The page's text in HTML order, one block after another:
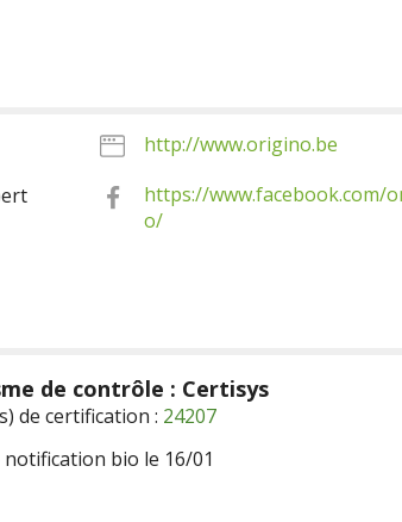
http://www.origino.be
https://www.facebook.com/
o/
de contrôle : Certisys
de certification : 24207
bio le 16/01